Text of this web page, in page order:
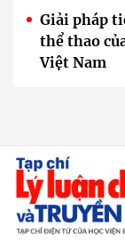
Giải pháp
thể thao
Việt Nam